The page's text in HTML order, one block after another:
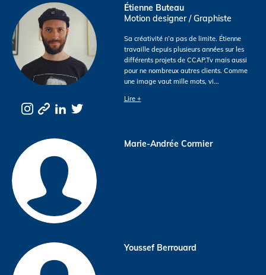
Étienne Buteau
Motion designer / Graphiste
Sa créativité n’a pas de limite. Étienne
travaille depuis plusieurs années sur les
différents projets de CCAP.Tv mais aussi
pour ne nombreux autres clients. Comme
une image vaut mille mots, vi...
Lire +
Marie-Andrée Cormier
Youssef Berrouard